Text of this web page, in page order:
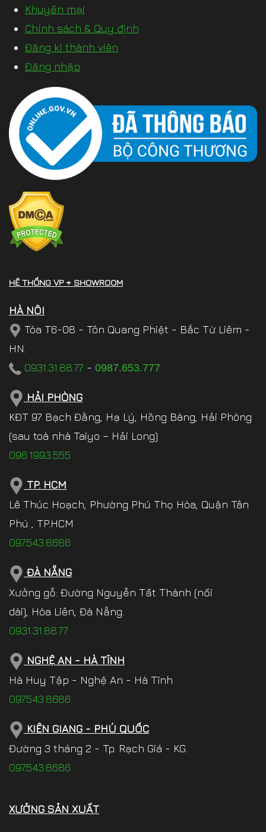
Khuyến mại
Chính sách & Quy định
Đăng kí thành viên
Đăng nhập
HỆ THỐNG VP + SHOWROOM
HÀ NỘI
Tòa T6-08 - Tôn Quang Phiệt - Bắc Từ Liêm -
HN.
0931.31.88.77 - 0987.653.777
HẢI PHÒNG
KĐT 97 Bạch Đằng, Hạ Lý, Hồng Bàng, Hải Phòng
(sau toà nhà Taiyo – Hải Long)
096.1993.555
TP. HCM
Lê Thúc Hoạch, Phường Phú Thọ Hòa, Quận Tân
Phú , TP.HCM
097.543.8686
ĐÀ NẴNG
Xưởng gỗ: Đường Nguyễn Tất Thành (nối
dài), Hòa Liên, Đà Nẵng.
0931.31.88.77
NGHỆ AN - HÀ TĨNH
Hà Huy Tập - Nghệ An - Hà Tĩnh
097.543.8686
KIÊN GIANG - PHÚ QUỐC
Đường 3 tháng 2 - Tp. Rạch Giá - KG.
097.543.8686
XƯỞNG SẢN XUẤT